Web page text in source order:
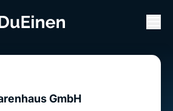
Warenhaus GmbH
GmbH